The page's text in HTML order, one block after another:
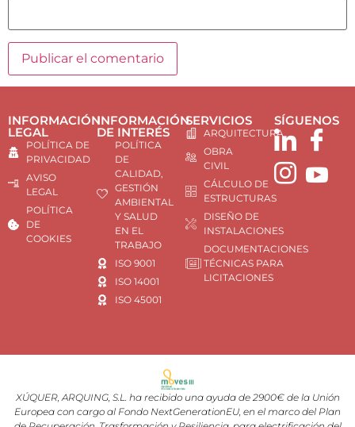
INFORMACIÓN
LEGAL
POLÍTICA DE
PRIVACIDAD
AVISO
LEGAL
POLÍTICA
DE
COOKIES
INFORMACIÓN
DE INTERÉS
POLÍTICA
DE
CALIDAD,
GESTIÓN
AMBIENTAL
Y SALUD
EN EL
TRABAJO
ISO 9001
ISO 14001
ISO 45001
SERVICIOS
ARQUITECTURA
OBRA
CIVIL
CÁLCULO DE
ESTRUCTURAS
DISEÑO DE
INSTALACIONES
DOCUMENTACIONES
TÉCNICAS PARA
LICITACIONES
SÍGUENOS
XÚQUER, ARQUING, S.L. ha recibido una ayuda de 2900€ de la Unión
Europea con cargo al Fondo NextGenerationEU, en el marco del Plan